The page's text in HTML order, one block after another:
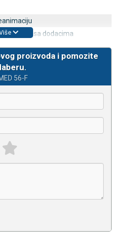
sa dodacima
proizvoda i pomozite
56-F